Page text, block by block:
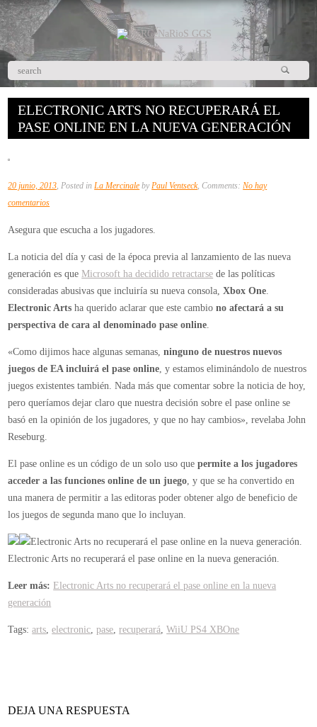
ELECTRONIC ARTS NO RECUPERARÁ EL
PASE ONLINE EN LA NUEVA GENERACIÓN
20 junio, 2013, Posted inLa Mercinale byPaul Ventseck, Comments:No hay
comentariosen
Arts
no
recuperará
el
pase
online
la
nueva
generación
Asegura que escucha a los jugadores.
La noticia del día y casi de la época previa al lanzamiento de las nueva
generación es que Microsoft ha decidido retractarse de las políticas
consideradas abusivas que incluiría su nueva consola,Xbox One.
Electronic Arts ha querido aclarar que este cambiono afectará a su
perspectiva de cara al denominado pase online.
«Como dijimos hace algunas semanas,ninguno de nuestros nuevos
juegos de EA incluirá el pase online, y estamos eliminándolo de nuestros
juegos existentes también. Nada más que comentar sobre la noticia de hoy,
pero queríamos dejar claro que nuestra decisión sobre el pase online se
basó en la opinión de los jugadores, y que no hay cambios», revelaba John
Reseburg.
El pase online es un código de un solo uso quepermite a los jugadores
acceder a las funciones online de un juego, y que se ha convertido en
una manera de permitir a las editoras poder obtener algo de beneficio de
los juegos de segunda mano que lo incluyan.
Electronic Arts no recuperará el pase online en la nueva generación.
Electronic Arts no recuperará el pase online en la nueva generación.
Leer más: Electronic Arts no recuperará el pase online en la nueva
generación
Tags:arts,electronic,pase,recuperará,WiiU PS4 XBOne
DEJA UNA RESPUESTA